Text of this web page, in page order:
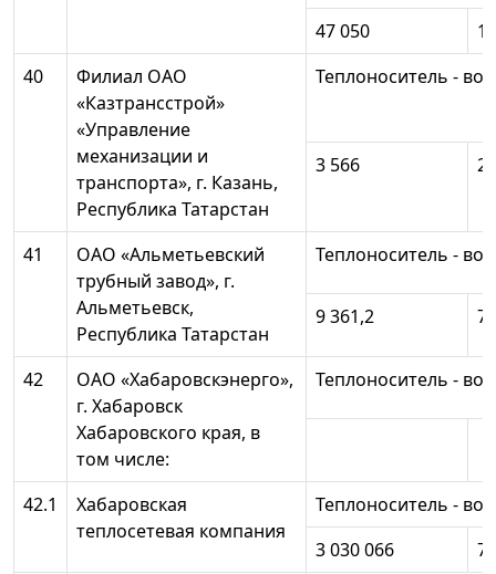
47 050
40
Филиал ОАО
«Казтрансстрой»
«Управление
механизации и
транспорта», г. Казань,
Республика Татарстан
Теплоноситель -
3 566 2
41
ОАО «Альметьевский
трубный завод», г.
Альметьевск,
Республика Татарстан
Теплоноситель -
9 361,2 7
42
ОАО «Хабаровскэнерго»,
г. Хабаровск
Хабаровского края, в
том числе:
Теплоноситель -
42.1
Хабаровская
теплосетевая компания
Теплоноситель -
3 030 066